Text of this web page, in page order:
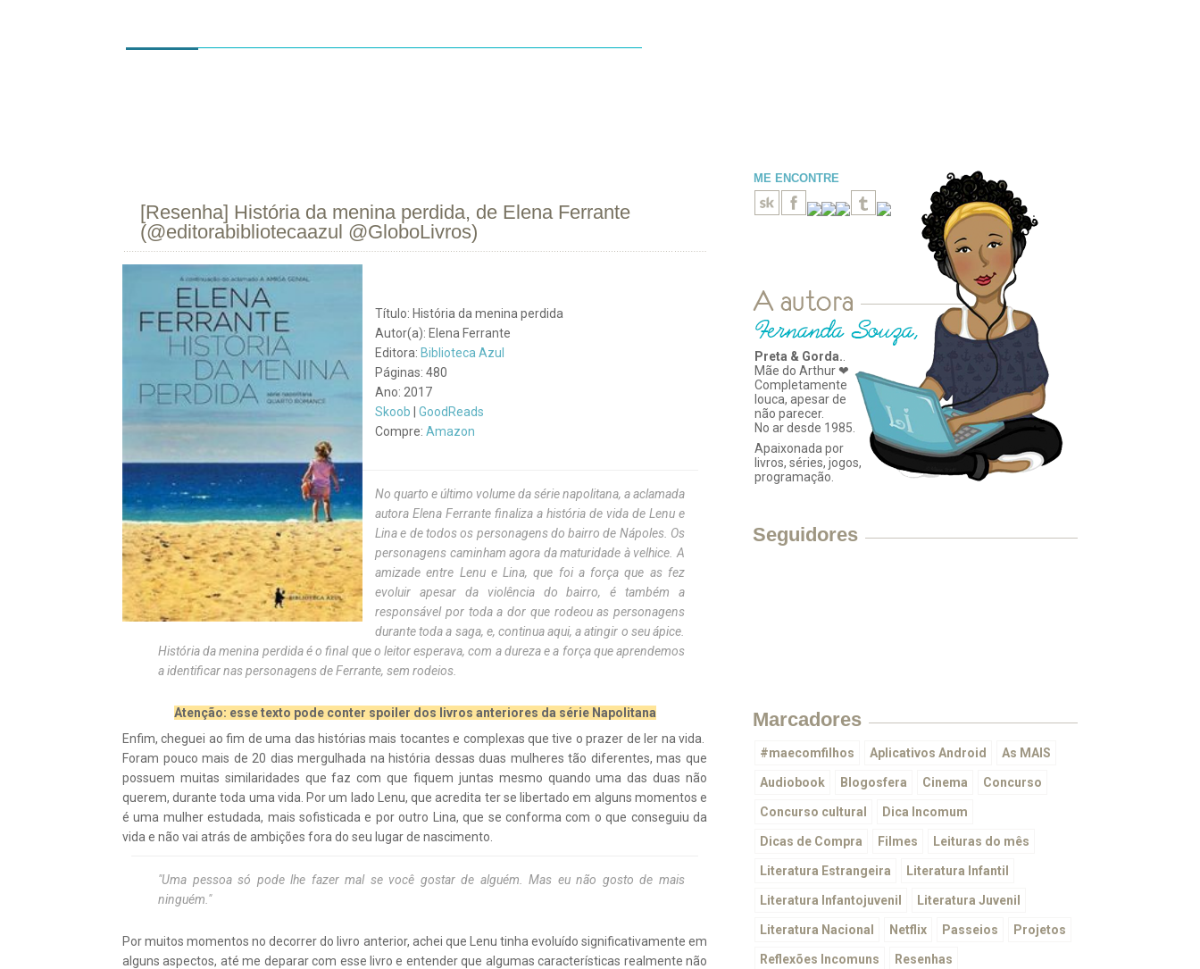
[Resenha] História da menina perdida, de Elena Ferrante
(@editorabibliotecaazul @GloboLivros)
Título: História da menina perdida
Autor(a): Elena Ferrante
Editora: Biblioteca Azul
Páginas: 480
Ano: 2017
Skoob
GoodReads
Compre: Amazon
No quarto e último volume da série napolitana, a aclamada
autora Elena Ferrante finaliza a história de vida de Lenu e
Lina e de todos os personagens do bairro de Nápoles. Os
personagens caminham agora da maturidade à velhice. A
amizade entre Lenu e Lina, que foi a força que as fez
evoluir apesar da violência do bairro, é também a
responsável por toda a dor que rodeou as personagens
durante toda a saga, e, continua aqui, a atingir o seu ápice.
História da menina perdida é o final que o leitor esperava, com a dureza e a força que aprendemos
a identificar nas personagens de Ferrante, sem rodeios.
Atenção: esse texto pode conter spoiler dos livros anteriores da série Napolitana
Enfim, cheguei ao fim de uma das histórias mais tocantes e complexas que tive o prazer de ler na vida.
Foram pouco mais de 20 dias mergulhada na história dessas duas mulheres tão diferentes, mas que
possuem muitas similaridades que faz com que fiquem juntas mesmo quando uma das duas não
querem, durante toda uma vida. Por um lado Lenu, que acredita ter se libertado em alguns momentos e
é uma mulher estudada, mais sofisticada e por outro Lina, que se conforma com o que conseguiu da
vida e não vai atrás de ambições fora do seu lugar de nascimento.
"Uma pessoa só pode lhe fazer mal se você gostar de alguém. Mas eu não gosto de mais
ninguém."
Por muitos momentos no decorrer do livro anterior, achei que Lenu tinha evoluído significativamente em
alguns aspectos, até me deparar com esse livro e entender que algumas características realmente não
ME ENCONTRE
Preta & Gorda.
Mãe do Arthur ❤
Completamente
louca, apesar de
não parecer.
No ar desde 1985.
Apaixonada por
livros, séries, jogos,
programação.
Seguidores
Marcadores
#maecomfilhos Aplicativos Android As MAIS
Audiobook Blogosfera Cinema Concurso
Concurso cultural Dica Incomum
Dicas de Compra Filmes Leituras do mês
Literatura Estrangeira Literatura Infantil
Literatura Infantojuvenil Literatura Juvenil
Literatura Nacional Netflix Passeios Projetos
Reflexões Incomuns Resenhas